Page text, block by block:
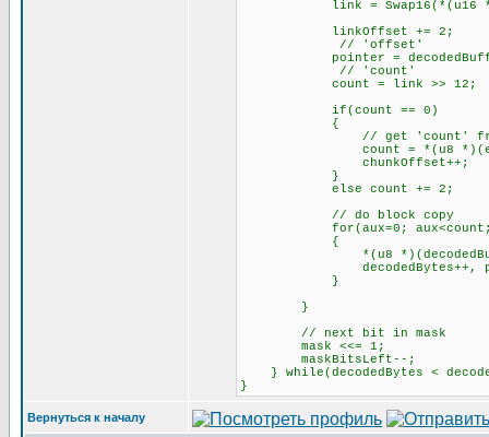
link = Swap16(*(u16
linkOffset += 2;
// 'offset'
pointer = decodedBuffer
// 'count'
count = link >> 12;
if(count == 0)
{
// get 'count' from
count = *(u8
chunkOffset++;
}
else count += 2;
// do block copy
for(aux=0; aux<count;
{
*(u8 *)(decodedBuffer +
decodedBytes++,
}
}
// next bit in mask
mask <<= 1;
maskBitsLeft--;
} while(decodedBytes <
}
Вернуться к началу